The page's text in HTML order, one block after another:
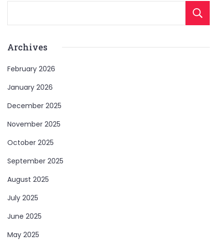
Archives
February 2026
January 2026
December 2025
November 2025
October 2025
September 2025
August 2025
July 2025
June 2025
May 2025